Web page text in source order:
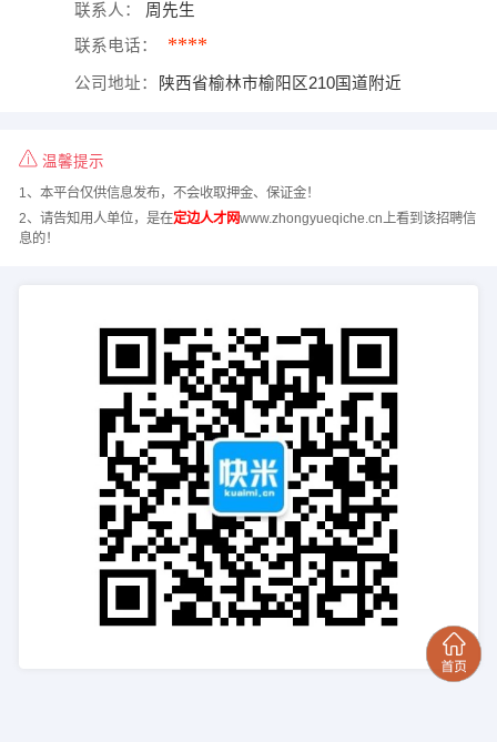
联系人： 周先生
联系电话： ****
公司地址： 陕西省榆林市榆阳区210国道附近
温馨提示
1、本平台仅供信息发布，不会收取押金、保证金！
2、请告知用人单位，是在定边人才网www.zhongyueqiche.cn上看到该招聘信
息的！